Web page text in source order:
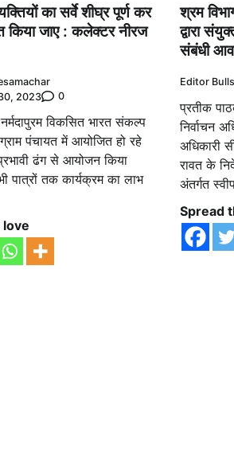
का सर्वे शीघ्र पूर्ण कर
किया जाए : कलेक्टर नीरज
2023
0
विकसित भारत संकल्प
पंचायत में आयोजित हो रहे
ढंग से आयोजन किया
पात्रों तक कार्यक्रम का लाभ
love
श्रम
द्वारा
संबंधी
Editor
प्रतीक
निर्वाचन
अधिकारी
रावत के
अंतर्गत
Spread